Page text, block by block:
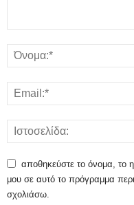
αποθηκεύστε το όνομα, το
μου σε αυτό το πρόγραμμα
σχολιάσω.